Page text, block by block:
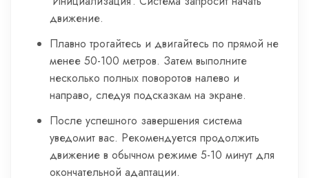
движение.
Плавно трогайтесь и двигайтесь по прямой не
менее 50-100 метров. Затем выполните
несколько полных поворотов налево и
направо, следуя подсказкам на экране.
После успешного завершения система
уведомит вас. Рекомендуется продолжить
движение в обычном режиме 5-10 минут для
окончательной адаптации.